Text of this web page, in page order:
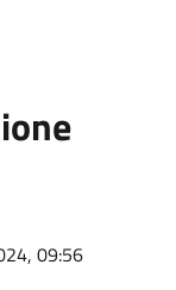
09:56